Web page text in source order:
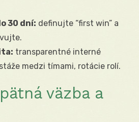
30 dní: definujte “first win” a
transparentné interné
medzi tímami, rotácie rolí.
väzba a